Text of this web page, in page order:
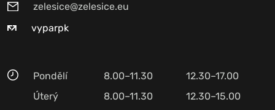
zelesice@zelesice.eu
vyparpk
Pondělí 8.00–11.30
12.30–17.00
Úterý
8.00–11.30
12.30–15.00